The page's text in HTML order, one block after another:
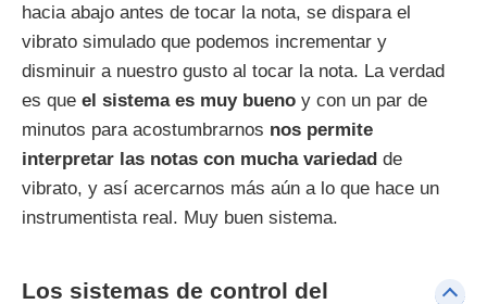
hacia abajo antes de tocar la nota, se dispara el
vibrato simulado que podemos incrementar y
disminuir a nuestro gusto al tocar la nota. La verdad
es que el sistema es muy bueno y con un par de
minutos para acostumbrarnos nos permite
interpretar las notas con mucha variedad de
vibrato, y así acercarnos más aún a lo que hace un
instrumentista real. Muy buen sistema.
Los sistemas de control del